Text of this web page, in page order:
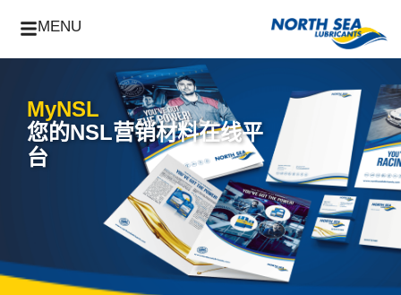
MENU
MyNSL
您的NSL营销材料在线平
台